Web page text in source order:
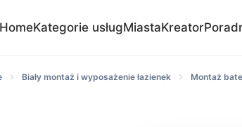
HomeKategorie usługMiastaKreator
Biały montaż i wyposażenie łazienek Montaż